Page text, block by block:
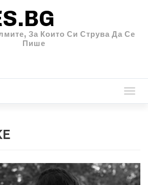
За Които Си Струва Да Се
Пише